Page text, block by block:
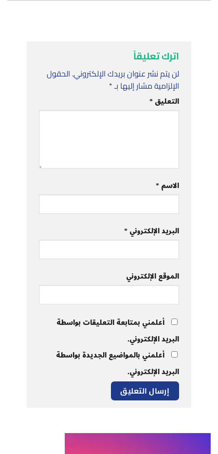
اترك تعليقاً
لن يتم نشر عنوان بريدك الإلكتروني.الحقول
الإلزامية مشار إليها بـ *
التعليق*
الاسم*
البريد الإلكتروني*
الموقع الإلكتروني
أعلمني بمتابعة التعليقات بواسطة
البريد الإلكتروني.
أعلمني بالمواضيع الجديدة بواسطة
البريد الإلكتروني.